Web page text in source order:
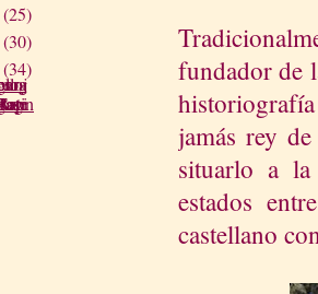
(25)
(30)
(34)
fundador de
jamás rey
situarlo a
estados
castellano